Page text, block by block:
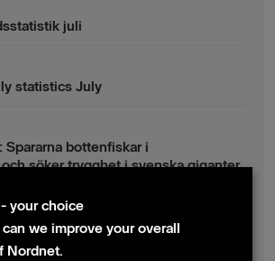
juli
statistics July
bottenfiskar i
söker trygghet i svenska giganter
Vinsthemtagningar i teknik – men
fast
your choice
we improve your overall
Nordnet.